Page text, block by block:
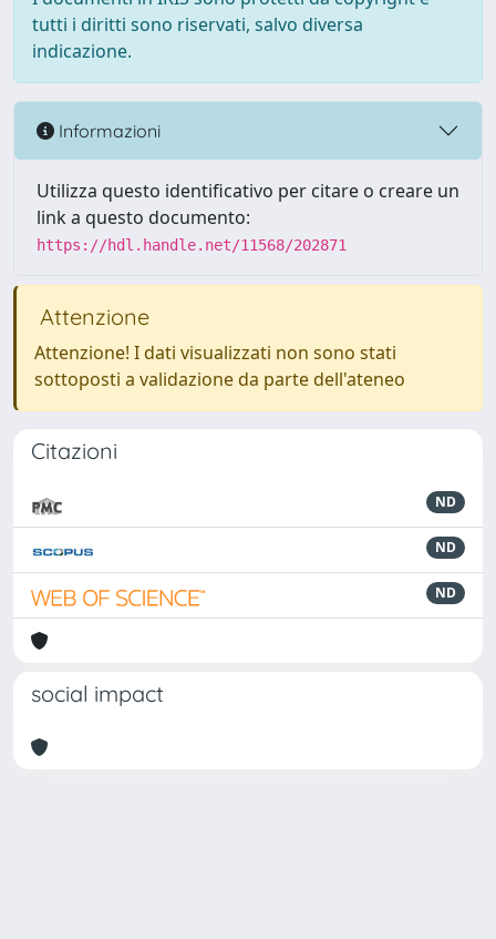
tutti i diritti sono riservati, salvo diversa
indicazione.
Informazioni
Utilizza questo identificativo per citare o creare un
link a questo documento:
https://hdl.handle.net/11568/202871
Attenzione
Attenzione! I dati visualizzati non sono stati
sottoposti a validazione da parte dell'ateneo
Citazioni
ND
ND
ND
social impact